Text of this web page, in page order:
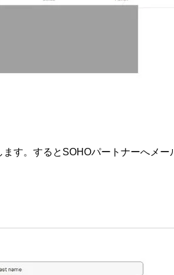
す。するとSOHOパートナーへメー